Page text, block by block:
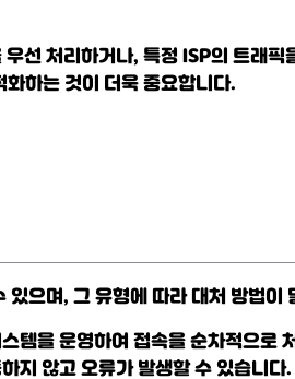
선 처리하거나, 특정 ISP의 트래픽
하는 것이 더욱 중요합니다.
으며, 그 유형에 따라 대처 방법이
템을 운영하여 접속을 순차적으로
지 않고 오류가 발생할 수 있습니다.